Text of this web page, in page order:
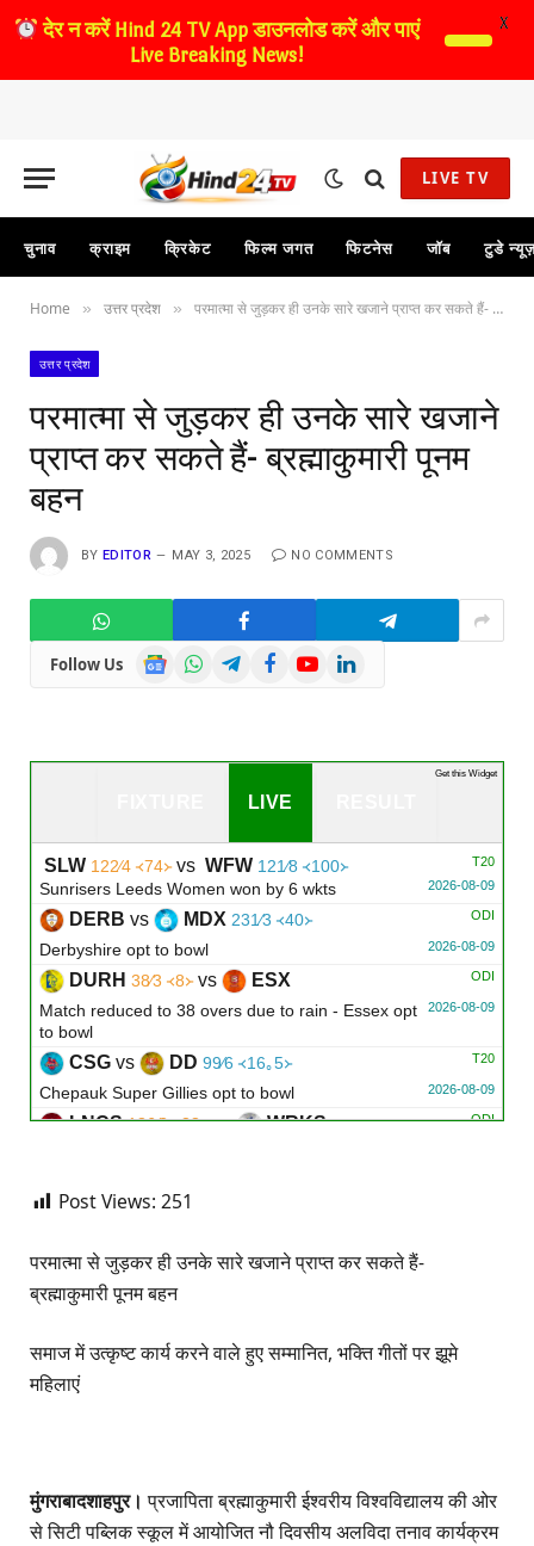
LIVE TV
चुनाव क्राइम क्रिकेट फिल्म जगत फिटनेस जॉब टुडे
Home » उत्तर प्रदेश » परमात्मा से जुड़कर ही उनके सारे खजाने प्राप्त कर सकते हैं- ब्रह्माकुमारी पूनम बहन
उत्तर प्रदेश
परमात्मा से जुड़कर ही उनके सारे खजाने
प्राप्त कर सकते हैं- ब्रह्माकुमारी पूनम
बहन
BY EDITOR MAY 3, 2025 NO COMMENTS
Follow Us
GoogleWhatsAppTelegramFacebookYouTubeLinkedIn
LIVE
T20
SLW 122∕4 ᚜74᚛vs WFW 121∕8 ᚜100᚛
2026-08-09
Sunrisers Leeds Women won by 6 wkts
ODI
DERB vs MDX 231∕3 ᚜40᚛
2026-08-09
Derbyshire opt to bowl
ODI
DURH 38∕3 ᚜8᚛vs ESX
2026-08-09
Match reduced to 38 overs due to rain - Essex opt
to bowl
T20
CSG vs DD 99∕6 ᚜16｡5᚛
2026-08-09
Chepauk Super Gillies opt to bowl
ODI
LNCS 186∕3 ᚜38᚛vs WRKS
Gloucestershire opt to bowl
Get this Widget
Post Views: 251
परमात्मा से जुड़कर ही उनके सारे खजाने प्राप्त कर सकते हैं-
ब्रह्माकुमारी पूनम बहन
समाज में उत्कृष्ट कार्य करने वाले हुए सम्मानित, भक्ति गीतों पर झूमे
महिलाएं
मुंगराबादशाहपुर। प्रजापिता ब्रह्माकुमारी ईश्वरीय विश्वविद्यालय की ओर
से सिटी पब्लिक स्कूल में आयोजित नौ दिवसीय अलविदा तनाव कार्यक्रम
देर न करेंHind 24 TV App डाउनलोड करें और पाएं
Live Breaking News!
X